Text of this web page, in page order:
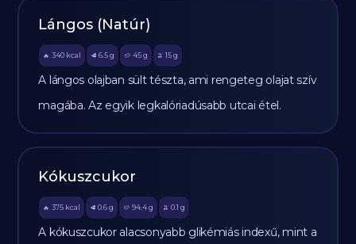
Lángos (Natúr)
🔥 340 kcal 🥩 6.5 g 🥔 45g 🫒 15 g
A lángos olajban sült tészta, ami rengeteg olajat szív
magába. Az egyik legkalóriadúsabb utcai étel.
Kókuszcukor
🔥 375 kcal 🥩 0.6 g 🥔 94.4g 🫒 0.1 g
A kókuszcukor alacsonyabb glikémiás indexű, mint a